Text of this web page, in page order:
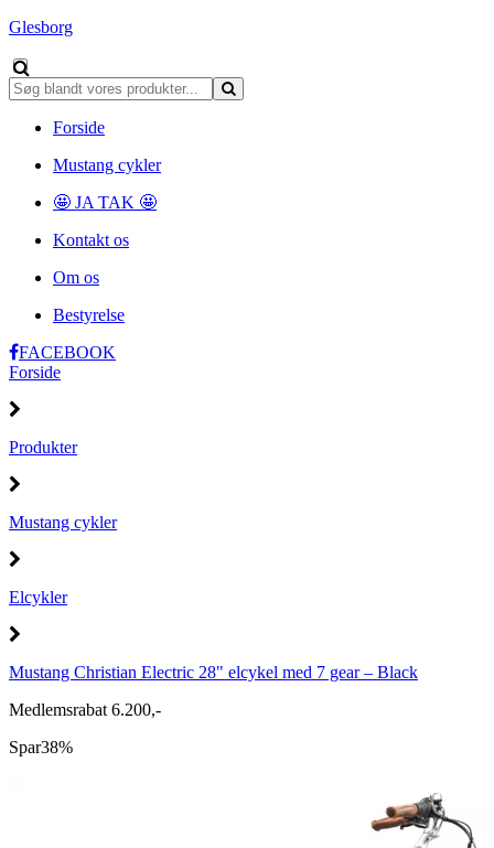
Glesborg
Forside
Mustang cykler
🤩 JA TAK 🤩
Kontakt os
Om os
Bestyrelse
FACEBOOK
Forside
Produkter
Mustang cykler
Elcykler
Mustang Christian Electric 28" elcykel med 7 gear – Black
Medlemsrabat 6.200,-
Spar38%